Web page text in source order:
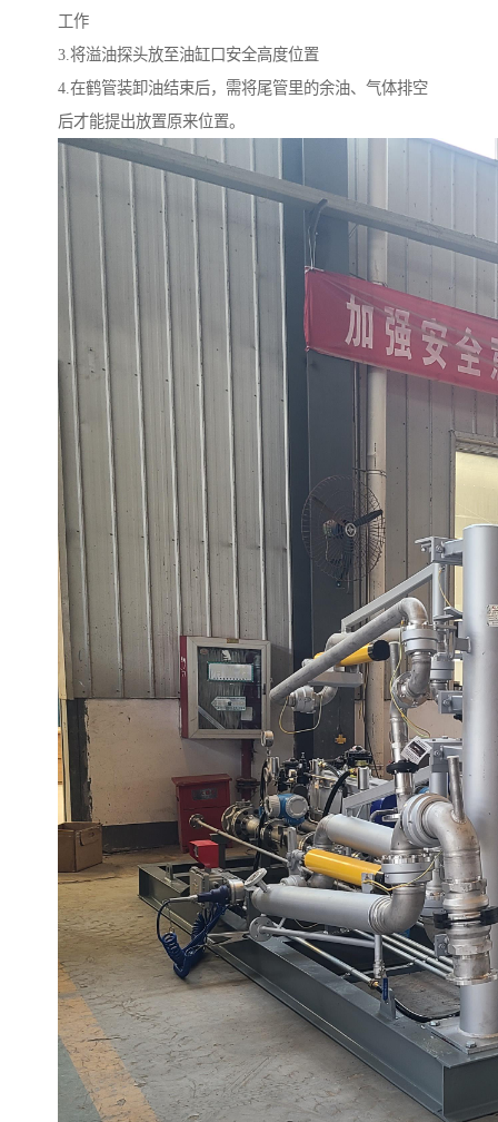
工作
3.将溢油探头放至油缸口安全高度位置
4.在鹤管装卸油结束后，需将尾管里的余油、气体排空
后才能提出放置原来位置。